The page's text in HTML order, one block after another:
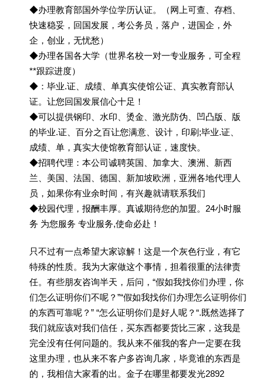
◆办理教育部国外学位学历认证。（网上可查、存档、
快速稳妥，回国发展，考公务员，落户，进国企，外
企，创业，无忧愁）
◆办理各国各大学（世界名校一对一专业服务，可全程
**跟踪进度）
◆：毕业.证、成绩、单真实使馆公证、真实教育部认
证。让您回国发展信心十足！
◆可以提供钢印、水印、烫金、激光防伪、凹凸版、版
的毕业.证、百分之百让您满意、设计，印刷;毕业.证、
成绩、单，真实大使馆教育部认证，速度快。
◆招聘代理：本公司诚聘英国、加拿大、澳洲、新西
兰、美国、法国、德国、新加坡欧洲，亚洲各地代理人
员，如果你有业余时间，有兴趣就请联系我们
◆校园代理，报酬丰厚。真诚期待您的加盟。24小时服
务 为您服务 专业服务,使命必赴！
只不过有一点希望大家谅解！这是一个灰色行业，有它
特殊的性质。我为大家做这个事情，担着很重的法律责
任。有些朋友咨询半天，后问，“假如我找你们办理，你
们怎么证明你们不呢？”“假如我找你们办理怎么证明你们
的东西可靠呢？” “怎么证明你们是好人呢？“.既然选择了
我们就应该对我们信任，买东西都要货比三家，这我是
完全没有任何问题的。我从来不催我的客户一定要在我
这里办理，也从来不客户多咨询几家，毕竟谁的东西是
的，我相信大家看的出。金子在哪里都要发光2892